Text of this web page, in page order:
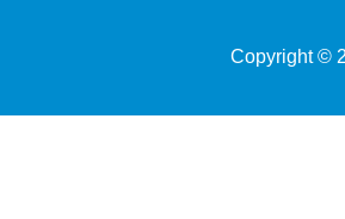
Copyright ©